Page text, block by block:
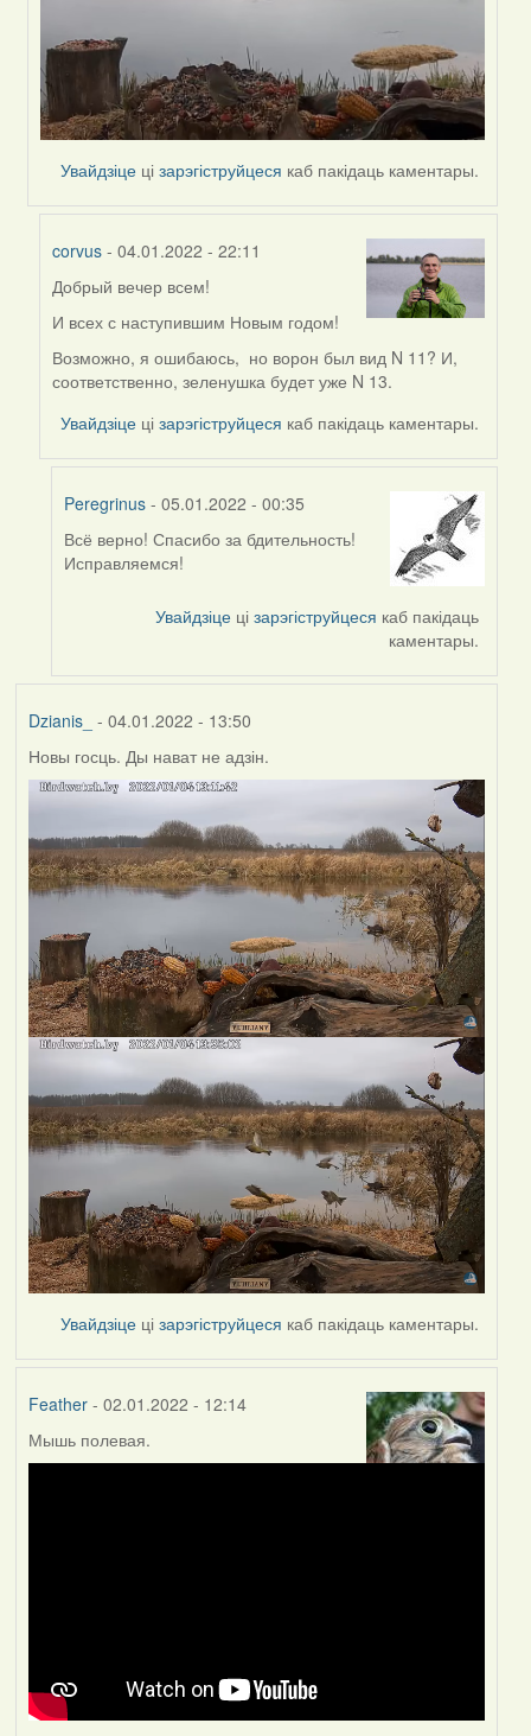
Увайдзіце цізарэгіструйцеся каб пакідаць каментары.
corvus - 04.01.2022 - 22:11
In
reply
by
Peregrinus
Добрый вечер всем!
И всех с наступившим Новым годом!
Возможно, я ошибаюсь, но ворон был вид N 11? И,
соответственно, зеленушка будет уже N 13.
Увайдзіце цізарэгіструйцеся каб пакідаць каментары.
Peregrinus- 05.01.2022 - 00:35
In
reply
Всё верно! Спасибо за бдительность!
Исправляемся!
Увайдзіце цізарэгіструйцеся каб пакідаць
каментары.
Dzianis_ - 04.01.2022 - 13:50
Новы госць. Ды нават не адзін.
Увайдзіце цізарэгіструйцеся каб пакідаць каментары.
Feather- 02.01.2022 - 12:14
Мышь полевая.